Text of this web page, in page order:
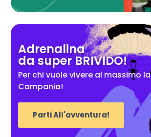
Adrenalina
da super BRIVIDO!
Per chi vuole vivere al massimo la
Campania!
Parti All'avventura!